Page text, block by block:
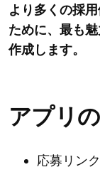
より多くの採
ために、最も
作成します。
アプリ
応募リン